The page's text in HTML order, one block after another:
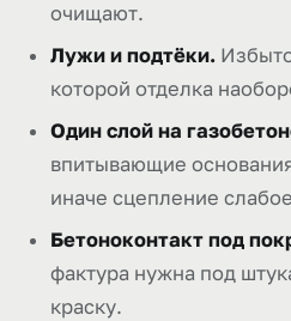
очищают.
Лужи и подтёки.
которой отделка
Один слой на
впитывающие
иначе сцепление
Бетоноконтакт под
фактура нужна под
краску.